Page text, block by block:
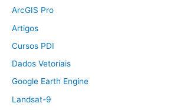
ArcGIS Pro
Artigos
Cursos PDI
Dados Vetoriais
Google Earth Engine
Landsat-9